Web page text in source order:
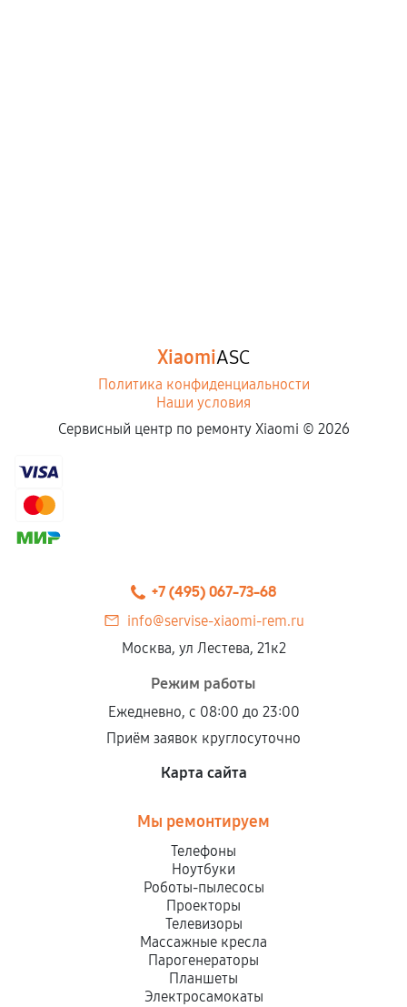
XiaomiASC
Политика конфиденциальности
Наши условия
Сервисный центр по ремонту Xiaomi © 2026
+7 (495) 067-73-68
info@servise-xiaomi-rem.ru
Москва, ул Лестева, 21к2
Режим работы
Ежедневно, с 08:00 до 23:00
Приём заявок круглосуточно
Карта сайта
Мы ремонтируем
Телефоны
Ноутбуки
Роботы-пылесосы
Проекторы
Телевизоры
Массажные кресла
Парогенераторы
Планшеты
Электросамокаты